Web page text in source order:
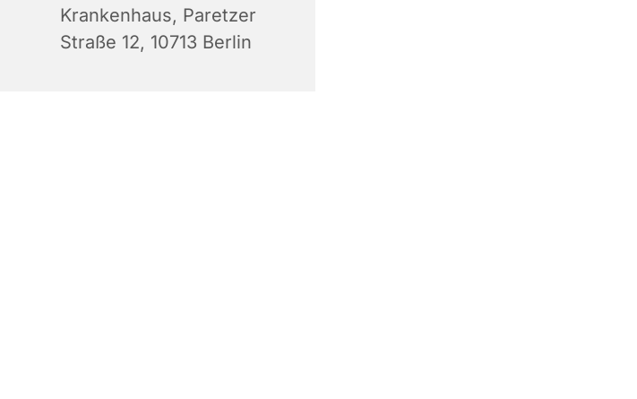
Krankenhaus, Paretzer
Straße 12, 10713 Berlin